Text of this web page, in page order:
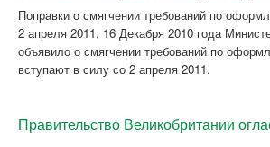
Поправки о смягчении требований по
2 апреля 2011. 16 Декабря 2010 года
объявило о смягчении требований по
вступают в силу со 2 апреля 2011.
Правительство Великобритании